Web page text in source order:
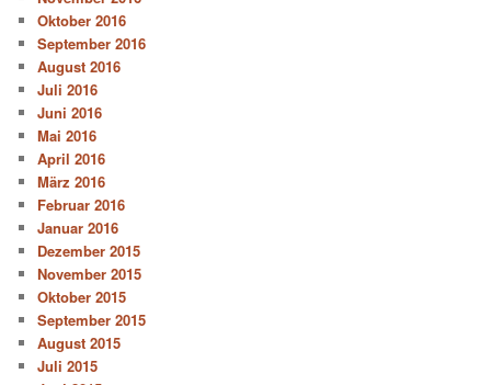
Oktober 2016
September 2016
August 2016
Juli 2016
Juni 2016
Mai 2016
April 2016
März 2016
Februar 2016
Januar 2016
Dezember 2015
November 2015
Oktober 2015
September 2015
August 2015
Juli 2015